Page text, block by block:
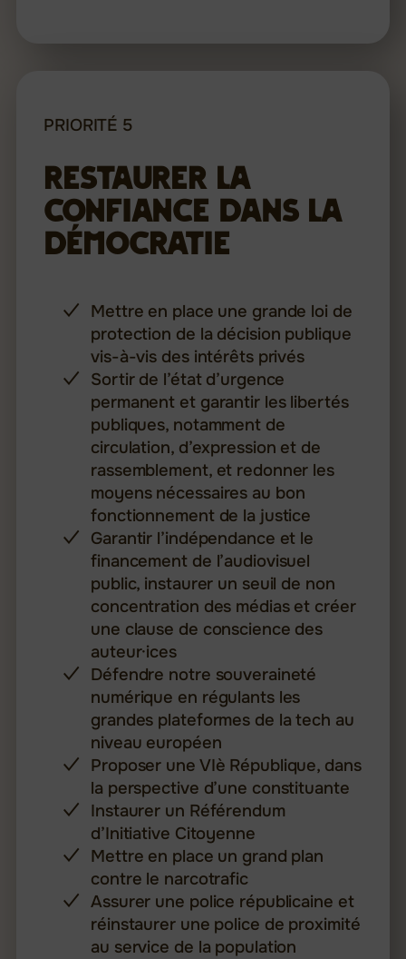
PRIORITÉ 5
Restaurer la
confiance dans la
démocratie
Mettre en place une grande loi de
protection de la décision publique
vis-à-vis des intérêts privés
Sortir de l’état d’urgence
permanent et garantir les libertés
publiques, notamment de
circulation, d’expression et de
rassemblement, et redonner les
moyens nécessaires au bon
fonctionnement de la justice
Garantir l’indépendance et le
financement de l’audiovisuel
public, instaurer un seuil de non
concentration des médias et créer
une clause de conscience des
auteur·ices
Défendre notre souveraineté
numérique en régulants les
grandes plateformes de la tech au
niveau européen
Proposer une VIè République, dans
la perspective d’une constituante
Instaurer un Référendum
d’Initiative Citoyenne
Mettre en place un grand plan
contre le narcotrafic
Assurer une police républicaine et
réinstaurer une police de proximité
au service de la population